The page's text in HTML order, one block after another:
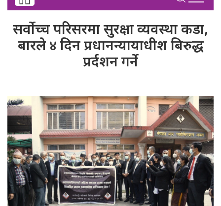
सर्वोच्च परिसरमा सुरक्षा व्यवस्था कडा,
बारले ४ दिन प्रधानन्यायाधीश बिरुद्ध
प्रर्दशन गर्ने